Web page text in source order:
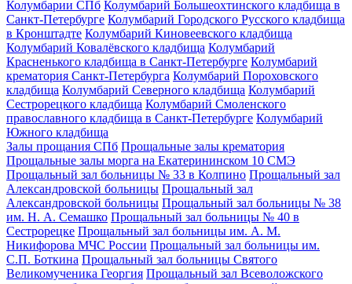
Колумбарии СПб Колумбарий Большеохтинского кладбища в
Санкт-Петербурге Колумбарий Городского Русского кладбища
в Кронштадте Колумбарий Киновеевского кладбища
Колумбарий Ковалёвского кладбища Колумбарий
Красненького кладбища в Санкт-Петербурге Колумбарий
крематория Cанкт-Петербурга Колумбарий Пороховского
кладбища Колумбарий Северного кладбища Колумбарий
Сестрорецкого кладбища Колумбарий Смоленского
православного кладбища в Санкт-Петербурге Колумбарий
Южного кладбища
Залы прощания СПб Прощальные залы крематория
Прощальные залы морга на Екатерининском 10 СМЭ
Прощальный зал больницы № 33 в Колпино Прощальный зал
Александровской больницы Прощальный зал
Александровской больницы Прощальный зал больницы № 38
им. Н. А. Семашко Прощальный зал больницы № 40 в
Сестрорецке Прощальный зал больницы им. А. М.
Никифорова МЧС России Прощальный зал больницы им.
С.П. Боткина Прощальный зал больницы Святого
Великомученика Георгия Прощальный зал Всеволожского